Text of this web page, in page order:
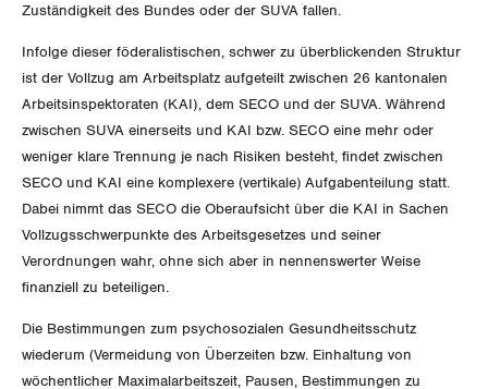
Finanzen und Steuerpolitik
Geld und Währung
Aussenwirtschaft
SOZIALPOLITIK
AHV
Berufliche Vorsorge
Arbeitslosenversicherung
Überbrückungsleistung
Ergänzungsleistungen
Invalidenversicherung
Unfallversicherung
Verkehr
Post
Energie und Umwelt
Kommunikation und Medien
Gleichstellung von Frauen und Männern
Gleichstellung von LGBTI
GEWERKSCHAFTSPOLITIK
Zuständigkeit des Bundes oder der SUVA fallen.
Infolge dieser föderalistischen, schwer zu überblickenden Struktur
ist der Vollzug am Arbeitsplatz aufgeteilt zwischen 26 kantonalen
Arbeitsinspektoraten (KAI), dem SECO und der SUVA. Während
zwischen SUVA einerseits und KAI bzw. SECO eine mehr oder
weniger klare Trennung je nach Risiken besteht, findet zwischen
SECO und KAI eine komplexere (vertikale) Aufgabenteilung statt.
Dabei nimmt das SECO die Oberaufsicht über die KAI in Sachen
Vollzugsschwerpunkte des Arbeitsgesetzes und seiner
Verordnungen wahr, ohne sich aber in nennenswerter Weise
finanziell zu beteiligen.
Die Bestimmungen zum psychosozialen Gesundheitsschutz
wiederum (Vermeidung von Überzeiten bzw. Einhaltung von
wöchentlicher Maximalarbeitszeit, Pausen, Bestimmungen zu